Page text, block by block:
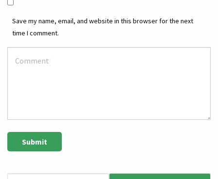
Save my name, email, and website in this browser for the next
time I comment.